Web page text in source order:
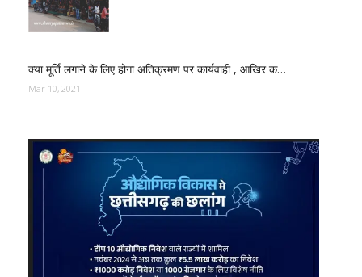
क्या मूर्ति लगाने के लिए होगा अतिक्रमण पर कार्यवाही , आखिर क…
Mar 10, 2021